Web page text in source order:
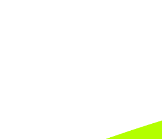
suporte a projetos B2B e